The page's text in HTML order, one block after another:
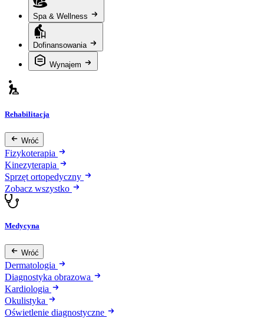
Spa & Wellness
Dofinansowania
Wynajem
Rehabilitacja
Wróć
Fizykoterapia
Kinezyterapia
Sprzęt ortopedyczny
Zobacz wszystko
Medycyna
Wróć
Dermatologia
Diagnostyka obrazowa
Kardiologia
Okulistyka
Oświetlenie diagnostyczne